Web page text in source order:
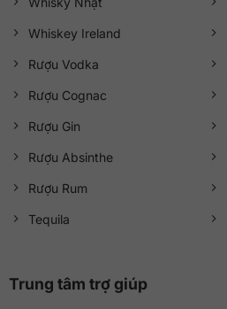
Whiskey Ireland
Rượu Vodka
Rượu Cognac
Rượu Gin
Rượu Absinthe
Rượu Rum
Tequila
Trung tâm trợ giúp